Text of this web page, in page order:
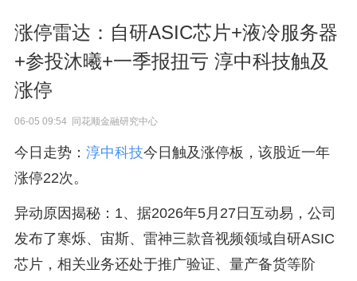
涨停雷达：自研ASIC芯片+液冷服务器
+参投沐曦+一季报扭亏 淳中科技触及
涨停
06-05 09:54 同花顺金融研究中心
今日走势： 淳中科技今日触及涨停板，该股近一年
涨停22次。
异动原因揭秘：1、据2026年5月27日互动易，公司
发布了寒烁、宙斯、雷神三款音视频领域自研ASIC
芯片，相关业务还处于推广验证、量产备货等阶